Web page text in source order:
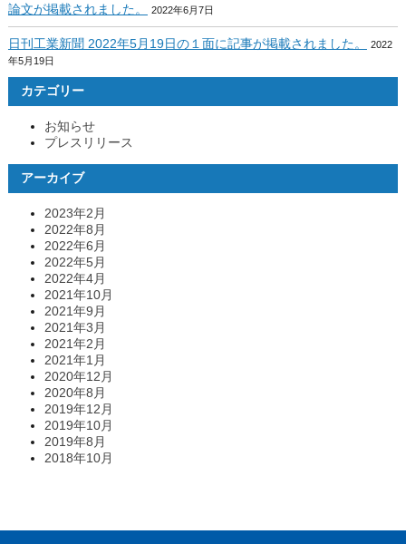
論文が掲載されました。 2022年6月7日
日刊工業新聞 2022年5月19日の１面に記事が掲載されました。
2022
年5月19日
カテゴリー
お知らせ
プレスリリース
アーカイブ
2023年2月
2022年8月
2022年6月
2022年5月
2022年4月
2021年10月
2021年9月
2021年3月
2021年2月
2021年1月
2020年12月
2020年8月
2019年12月
2019年10月
2019年8月
2018年10月